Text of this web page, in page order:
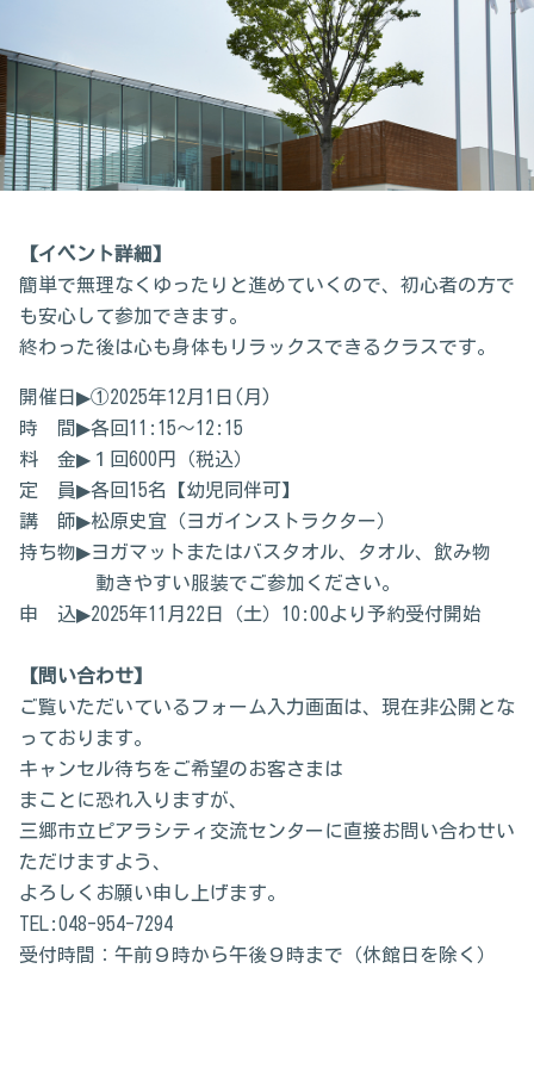
【イベント詳細】
簡単で無理なくゆったりと進めていくので、初心者の方で
も安心して参加できます。
終わった後は心も身体もリラックスできるクラスです。
開催日▶①2025年12月1日(月)
時 間▶各回11:15～12:15
料 金▶１回600円（税込）
定 員▶各回15名【幼児同伴可】
講 師▶松原史宜（ヨガインストラクター）
持ち物▶ヨガマットまたはバスタオル、タオル、飲み物
動きやすい服装でご参加ください。
申 込▶2025年11月22日（土）10:00より予約受付開始
【問い合わせ】
ご覧いただいているフォーム入力画面は、現在非公開とな
っております。
キャンセル待ちをご希望のお客さまは
まことに恐れ入りますが、
三郷市立ピアラシティ交流センターに直接お問い合わせい
ただけますよう、
よろしくお願い申し上げます。
TEL:048-954-7294
受付時間：午前９時から午後９時まで（休館日を除く）